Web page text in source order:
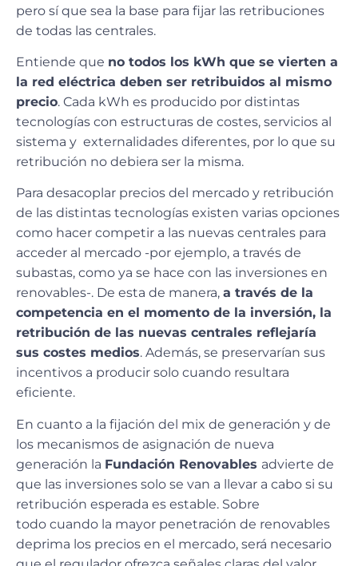
pero sí que sea la base para fijar las retribuciones
de todas las centrales.
Entiende que no todos los kWh que se vierten a
la red eléctrica deben ser retribuidos al mismo
precio. Cada kWh es producido por distintas
tecnologías con estructuras de costes, servicios al
sistema y externalidades diferentes, por lo que su
retribución no debiera ser la misma.
Para desacoplar precios del mercado y retribución
de las distintas tecnologías existen varias opciones
como hacer competir a las nuevas centrales para
acceder al mercado -por ejemplo, a través de
subastas, como ya se hace con las inversiones en
renovables-. De esta de manera, a través de la
competencia en el momento de la inversión, la
retribución de las nuevas centrales reflejaría
sus costes medios. Además, se preservarían sus
incentivos a producir solo cuando resultara
eficiente.
En cuanto a la fijación del mix de generación y de
los mecanismos de asignación de nueva
generación la Fundación Renovables advierte de
que las inversiones solo se van a llevar a cabo si su
retribución esperada es estable. Sobre
todo cuando la mayor penetración de renovables
deprima los precios en el mercado, será necesario